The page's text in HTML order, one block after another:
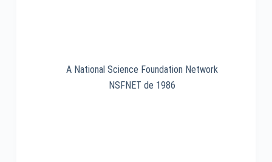
A National Science Foundation Network
NSFNET de 1986